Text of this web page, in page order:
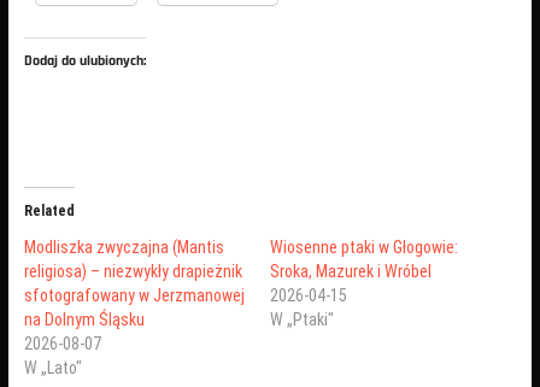
Dodaj do ulubionych:
Related
Modliszka zwyczajna (Mantis
religiosa) – niezwykły drapieżnik
sfotografowany w Jerzmanowej
na Dolnym Śląsku
2026-08-07
W „Lato"
Wiosenne ptaki w Głogowie:
Sroka, Mazurek i Wróbel
2026-04-15
W „Ptaki"